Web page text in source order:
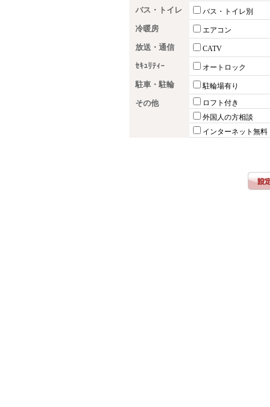
バス・トイレ バス・トイレ別
冷暖房 エアコン
放送・通信 CATV
ｾｷｭﾘﾃｨｰ オートロック
駐車・駐輪 駐輪場有り
その他 ロフト付き
外国人の方相談
インターネット無料